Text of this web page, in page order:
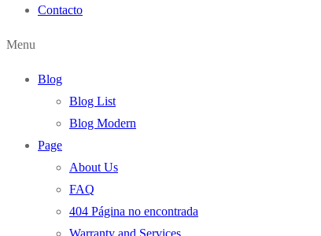
Contacto
Menu
Blog
Blog List
Blog Modern
Page
About Us
FAQ
404 Página no encontrada
Warranty and Services